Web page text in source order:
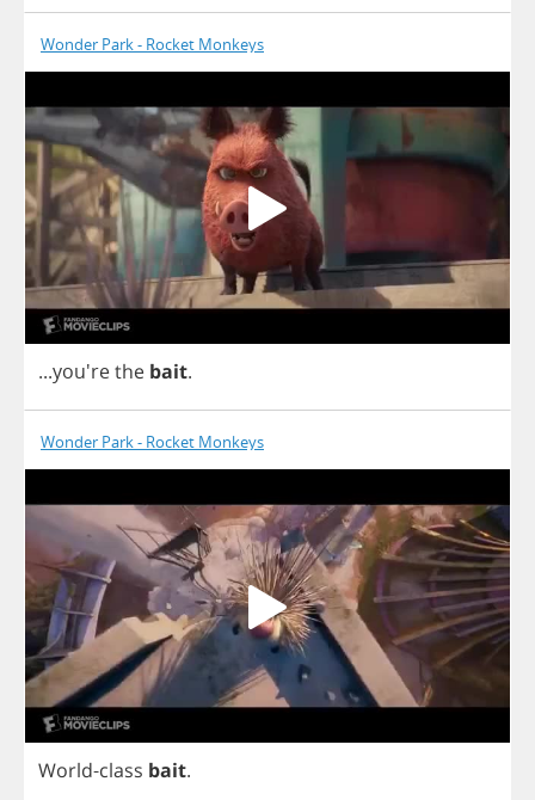
Wonder Park - Rocket Monkeys
...you'rethe bait.
Wonder Park - Rocket Monkeys
World-class bait.